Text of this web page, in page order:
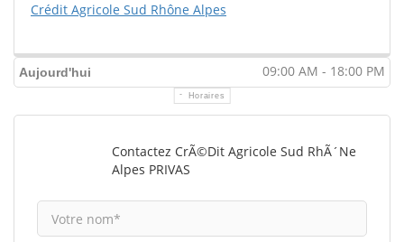
Crédit Agricole Sud Rhône Alpes
Aujourd'hui 09:00 AM - 18:00 PM
Horaires
Contactez CrÃ©dit Agricole Sud RhÃ´ne
Alpes PRIVAS